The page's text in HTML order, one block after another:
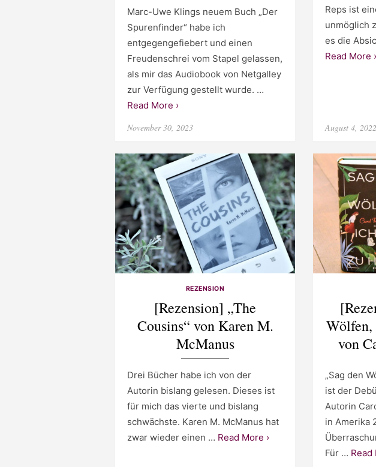
Marc-Uwe Klings neuem Buch „Der
Spurenfinder“ habe ich
entgegengefiebert und einen
Freudenschrei vom Stapel gelassen,
als mir das Audiobook von Netgalley
zur Verfügung gestellt wurde. …
Read More ›
Posted
November 30, 2023
Reps ist
unmöglich
es die
Read More ›
Posted
August 4, 2022
REZENSION
[Rezension] „The
Cousins“ von Karen M.
McManus
Drei Bücher habe ich von der
Autorin bislang gelesen. Dieses ist
für mich das vierte und bislang
schwächste. Karen M. McManus hat
zwar wieder einen … Read More ›
Wölfen,
von
„Sag den
ist der
Autorin
in Amerika
Für … Read